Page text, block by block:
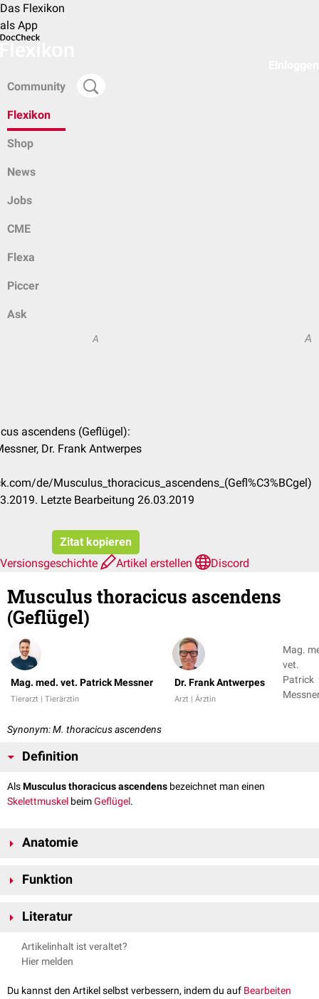
Das Flexikon
als App
Community
Flexikon
Shop
News
Jobs
CME
Flexa
Piccer
Ask
A A
ascendens (Geflügel):
Dr. Frank Antwerpes
de/Musculus_thoracicus_ascendens_(Gefl%C3%BCgel)
Letzte Bearbeitung 26.03.2019
Zitat kopieren
Versionsgeschichte
Artikel erstellen Discord
Musculus thoracicus ascendens
(Geflügel)
Mag. med. vet. Patrick Messner
Tierarzt | Tierärztin
Dr. Frank Antwerpes
Arzt | Ärztin
Mag.
vet.
Patrick
Synonym: M. thoracicus ascendens
Definition
AlsMusculus thoracicus ascendens bezeichnet man einen
Skelettmuskel beimGeflügel.
Anatomie
Halsmuskeln.
Verlauf
colli dorsalis. Er ist beim Huhn
vom 1., 2. und 3.
Brustwirbels inserieren.
Funktion
Halsbasis.
Literatur
Nickel, Richard, August Schummer, Eugen Seiferle. Band V: Geflügel.
Parey, 2004.
Artikelinhalt ist veraltet?
Hier melden
Du kannst den Artikel selbst verbessern, indem du auf Bearbeiten